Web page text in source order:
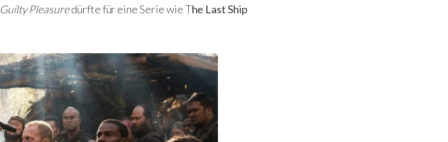
Guilty Pleasuredürfte für eine Serie wie The Last Ship